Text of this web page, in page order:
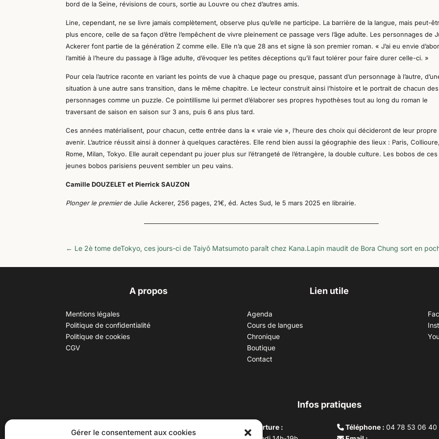
Gérer le consentement aux cookies
bord de la Seine, révisions de cours, sortie au Louvre ou chez d’autres amis.
Line, cependant, ne se livre jamais complètement, observe plus qu’elle ne participe. La barrière de la langue, mais peut-
plus encore, celle de sa façon d’être l’empêchent de vivre pleinement ce passage vers l’âge adulte. Les personnages de
Ackerer font partie de la génération Z comme elle. Elle n’a que 28 ans et signe là son premier roman. « J’ai eu envie
l’amitié à l’heure du passage à l’âge adulte, d’évoquer les petites déceptions qu’il faut tolérer pour faire durer celle-ci. »
Pour cela l’autrice raconte en variant les points de vue à chaque page ou presque, passant d’un personnage à l’autre,
situation à une autre sans transition, dans le même chapitre. Le lecteur construit ainsi l’histoire et le portrait de chacun des
personnages comme un puzzle. Ce pointillisme lui permet d’élaborer ses propres hypothèses tout au long du roman le
traversant de saison en saison sur 3 ans, puis 6ans plus tard.
Ces années matérialisent, pour chacun, cette entrée dans la « vraie vie », l’heure des choix qui décideront de leur propre
avenir. L’autrice réussit ainsi à donner à quelques caractères. Elle rend bien aussi la géographie des lieux : Paris, Collioure,
Rome, Milan, Tokyo. Elle aurait cependant pu jouer plus sur l’étrangeté de l’étrangère, la double culture. Les bobos de ces
jeunes bobos parisiens peuvent sembler un peu vains.
Camille DOUZELET et Pierrick SAUZON
Plonger le premierde Julie Ackerer, 256 pages, 21€, éd. Actes Sud, le 5 mars 2025 en librairie.
← Le 2è tome deTokyo, ces jours-ci de Taiyô Matsumoto paraît chez Kana.Lapin maudit de Bora Chung sort en
A propos
Mentions légales
Politique de confidentialité
Politique de cookies
CGV
Lien utile
Agenda
Cours de langues
Chronique
Boutique
Contact
Infos pratiques
Horaires d’ouverture :
Téléphone :04 78 53 06 40